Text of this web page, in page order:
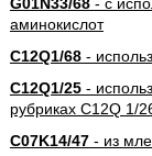
аминокислот
C12Q1/68-
C12Q1/25-
рубриках C12Q 1/
C07K14/47- из